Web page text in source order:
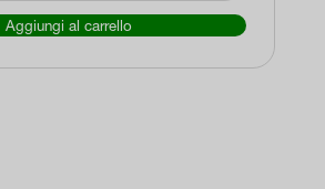
Aggiungi al carrello